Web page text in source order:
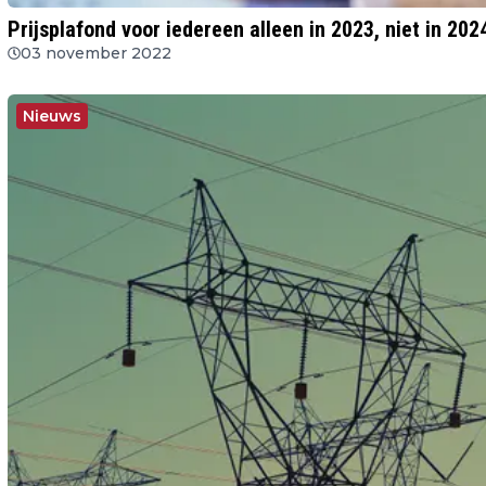
Prijsplafond voor iedereen alleen in 2023, niet in
03 november 2022
Nieuws